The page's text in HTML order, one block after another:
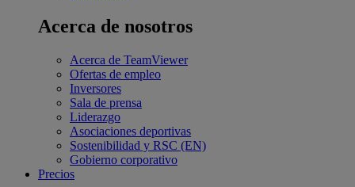
Acerca de nosotros
Acerca de TeamViewer
Ofertas de empleo
Inversores
Sala de prensa
Liderazgo
Asociaciones deportivas
Sostenibilidad y RSC (EN)
Gobierno corporativo
Precios